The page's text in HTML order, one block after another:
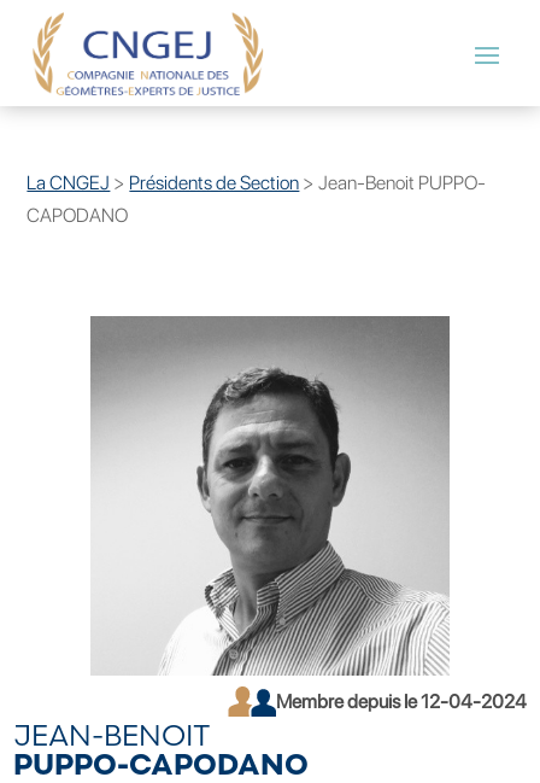
La CNGEJ > Présidents de Section >Jean-Benoit PUPPO-
CAPODANO
Membre depuis le 12-04-2024
JEAN-BENOIT
PUPPO-CAPODANO